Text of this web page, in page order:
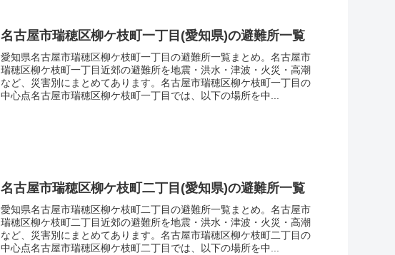
名古屋市瑞穂区柳ケ枝町一丁目(愛知県)の避難所一覧
愛知県名古屋市瑞穂区柳ケ枝町一丁目の避難所一覧まとめ。名古屋市
瑞穂区柳ケ枝町一丁目近郊の避難所を地震・洪水・津波・火災・高潮
など、災害別にまとめてあります。名古屋市瑞穂区柳ケ枝町一丁目の
中心点名古屋市瑞穂区柳ケ枝町一丁目では、以下の場所を中...
名古屋市瑞穂区柳ケ枝町二丁目(愛知県)の避難所一覧
愛知県名古屋市瑞穂区柳ケ枝町二丁目の避難所一覧まとめ。名古屋市
瑞穂区柳ケ枝町二丁目近郊の避難所を地震・洪水・津波・火災・高潮
など、災害別にまとめてあります。名古屋市瑞穂区柳ケ枝町二丁目の
中心点名古屋市瑞穂区柳ケ枝町二丁目では、以下の場所を中...